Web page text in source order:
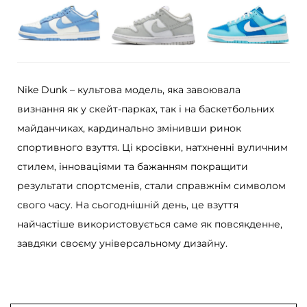
L
o
r
i
p
l
e
W
h
i
t
і
Nike Dunk – культова модель, яка завоювала
визнання як у скейт-парках, так і на баскетбольних
майданчиках, кардинально змінивши ринок
спортивного взуття. Ці кросівки, натхненні вуличним
стилем, інноваціями та бажанням покращити
результати спортсменів, стали справжнім символом
свого часу. На сьогоднішній день, це взуття
найчастіше використовується саме як повсякденне,
завдяки своєму універсальному дизайну.